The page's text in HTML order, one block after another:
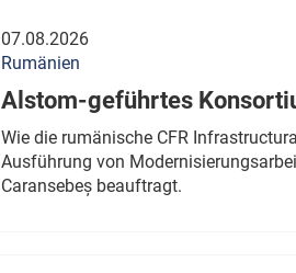
07.08.2026
Rumänien
Alstom-geführtes
Wie die rumänische CFR
Ausführung von
Caransebeș beauftragt.